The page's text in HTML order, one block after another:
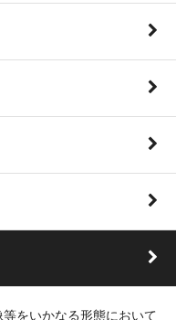
をいかなる形態において